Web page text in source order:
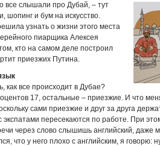
все слышали про Дубай, – тут
шопинг и бум на искусство.
узнать о жизни этого места
пиарщика Алексея
кто на самом деле построил
приезжих Путина.
как все происходит в Дубае?
17, остальные – приезжие. И что
сами приезжие и друг за друга
экспатами пересекаются по работе. При
через слово слышишь английский, даже
что у него плохо с английским, я говорю: